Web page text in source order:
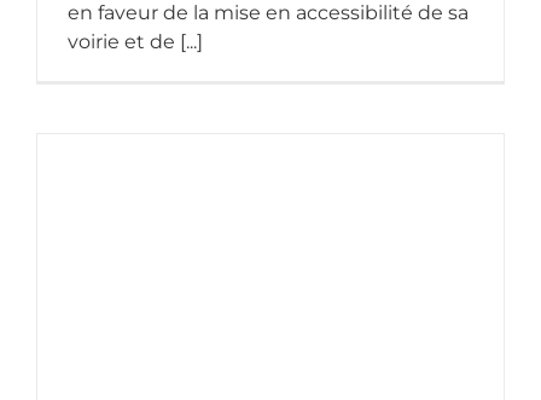
en faveur de la mise en accessibilité de sa
voirie et de [...]